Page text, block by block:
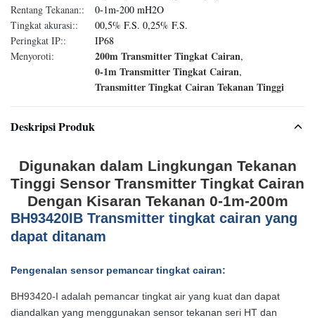
Rentang Tekanan::
0-1m-200 mH2O
Tingkat akurasi::
00,5% F.S. 0,25% F.S.
Peringkat IP::
IP68
Menyoroti:
200m Transmitter Tingkat Cairan,
0-1m Transmitter Tingkat Cairan,
Transmitter Tingkat Cairan Tekanan Tinggi
Deskripsi Produk
Digunakan dalam Lingkungan Tekanan
Tinggi Sensor Transmitter Tingkat Cairan
Dengan Kisaran Tekanan 0-1m-200m
BH93420IB Transmitter tingkat cairan yang
dapat ditanam
Pengenalan sensor pemancar tingkat cairan:
BH93420-I adalah pemancar tingkat air yang kuat dan dapat
diandalkan yang menggunakan sensor tekanan seri HT dan